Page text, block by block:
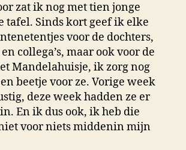
zat ik nog met tien jonge
tafel. Sinds kort geef ik elke
voor de dochters,
collega’s, maar ook voor de
Mandelahuisje, ik zorg nog
beetje voor ze. Vorige week
deze week hadden ze er
En ik dus ook, ik heb die
voor niets middenin mijn